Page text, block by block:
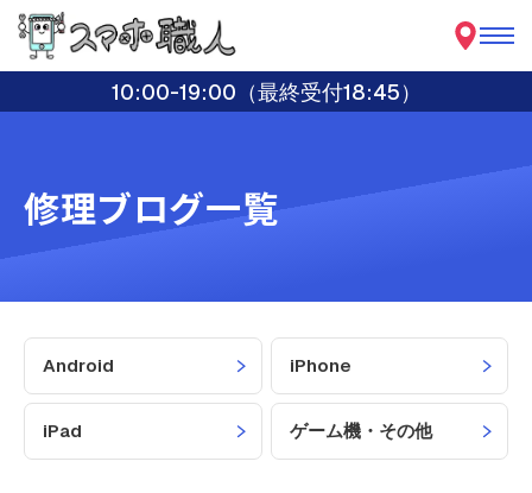
10:00-19:00（最終受付18:45）
修理ブログ一覧
Android iPhone
iPad ゲーム機・その他